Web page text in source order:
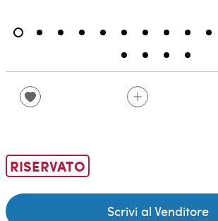
RISERVATO
Scrivi al Venditore